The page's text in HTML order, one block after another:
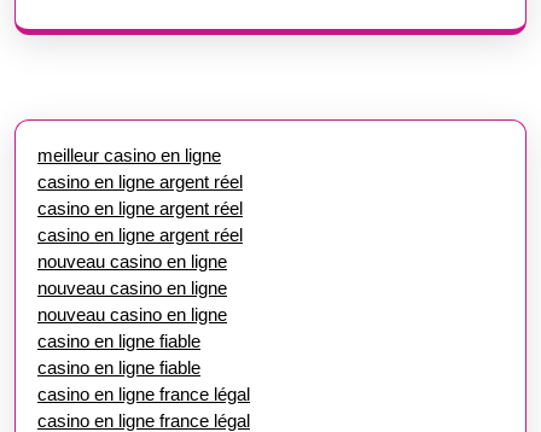
meilleur casino en ligne
casino en ligne argent réel
casino en ligne argent réel
casino en ligne argent réel
nouveau casino en ligne
nouveau casino en ligne
nouveau casino en ligne
casino en ligne fiable
casino en ligne fiable
casino en ligne france légal
casino en ligne france légal